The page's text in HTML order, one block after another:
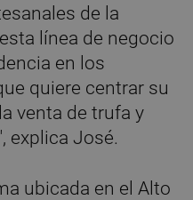
de la
línea de negocio
en los
quiere centrar su
venta de trufa y
explica José.
ubicada en el Alto